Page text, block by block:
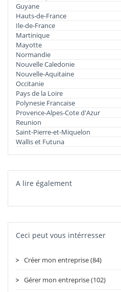
Guyane
Hauts-de-France
Ile-de-France
Martinique
Mayotte
Normandie
Nouvelle Caledonie
Nouvelle-Aquitaine
Occitanie
Pays de la Loire
Polynesie Francaise
Provence-Alpes-Cote d'Azur
Reunion
Saint-Pierre-et-Miquelon
Wallis et Futuna
A lire également
Ceci peut vous intérresser
Créer mon entreprise (84)
Gérer mon entreprise (102)